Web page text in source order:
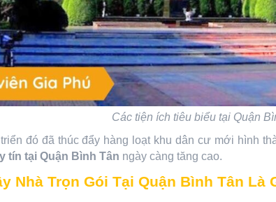
Các tiện ích tiêu biểu tại Quận
đó đã thúc đẩy hàng loạt khu dân cư mới hình
tín tại Quận Bình Tân ngày càng tăng cao.
Nhà Trọn Gói Tại Quận Bình Tân Là